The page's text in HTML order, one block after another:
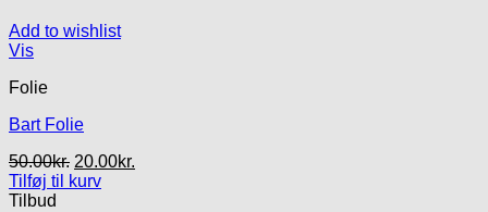
Add to wishlist
Vis
Folie
Bart Folie
50.00kr. Den
oprindelige
20.00kr.
Tilføj til kurv
Tilbud